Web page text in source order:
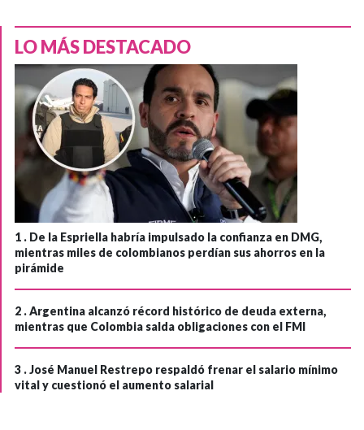
LO MÁS DESTACADO
1 . De la Espriella habría impulsado la confianza en DMG,
mientras miles de colombianos perdían sus ahorros en la
pirámide
2 .Argentina alcanzó récord histórico de deuda externa,
mientras que Colombia salda obligaciones con el FMI
3 .José Manuel Restrepo respaldó frenar el salario mínimo
vital y cuestionó el aumento salarial